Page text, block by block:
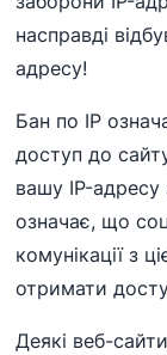
насправді
адресу!
Бан по IP
доступ до
вашу IP-адресу
означає, що
комунікації з
отримати
Деякі веб-